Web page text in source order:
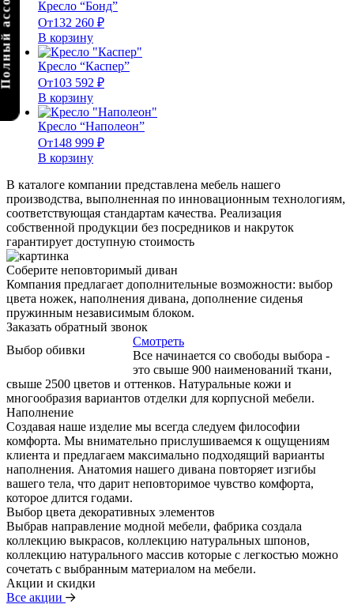
Кресло “Бонд”
От132 260 ₽
В корзину
Кресло “Каспер”
От103 592 ₽
В корзину
Кресло “Наполеон”
От148 999 ₽
В корзину
В каталоге компании представлена мебель нашего
производства, выполненная по инновационным технологиям,
соответствующая стандартам качества. Реализация
собственной продукции без посредников и накруток
гарантирует доступную стоимость
Соберите неповторимый диван
Компания предлагает дополнительные возможности: выбор
цвета ножек, наполнения дивана, дополнение сиденья
пружинным независимым блоком.
Заказать обратный звонок
Выбор обивки
Смотреть
Все начинается со свободы выбора -
это свыше 900 наименований ткани,
свыше 2500 цветов и оттенков. Натуральные кожи и
многообразия вариантов отделки для корпусной мебели.
Наполнение
Создавая наше изделие мы всегда следуем философии
комфорта. Мы внимательно прислушиваемся к ощущениям
клиента и предлагаем максимально подходящий варианты
наполнения. Анатомия нашего дивана повторяет изгибы
вашего тела, что дарит неповторимое чувство комфорта,
которое длится годами.
Выбор цвета декоративных элементов
Выбрав направление модной мебели, фабрика создала
коллекцию выкрасов, коллекцию натуральных шпонов,
коллекцию натурального массив которые с легкостью можно
сочетать с выбранным материалом на мебели.
Акции и скидки
Все акции